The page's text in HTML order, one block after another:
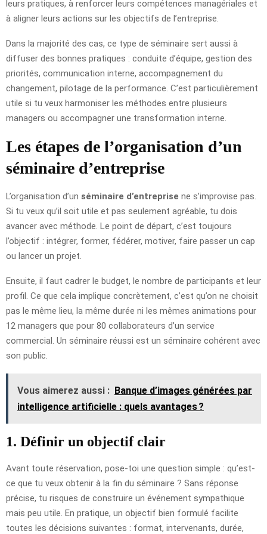
leurs pratiques, à renforcer leurs compétences managériales et
à aligner leurs actions sur les objectifs de l’entreprise.
Dans la majorité des cas, ce type de séminaire sert aussi à
diffuser des bonnes pratiques : conduite d’équipe, gestion des
priorités, communication interne, accompagnement du
changement, pilotage de la performance. C’est particulièrement
utile si tu veux harmoniser les méthodes entre plusieurs
managers ou accompagner une transformation interne.
Les étapes de l’organisation d’un
séminaire d’entreprise
L’organisation d’un séminaire d’entreprise ne s’improvise pas.
Si tu veux qu’il soit utile et pas seulement agréable, tu dois
avancer avec méthode. Le point de départ, c’est toujours
l’objectif : intégrer, former, fédérer, motiver, faire passer un cap
ou lancer un projet.
Ensuite, il faut cadrer le budget, le nombre de participants et leur
profil. Ce que cela implique concrètement, c’est qu’on ne choisit
pas le même lieu, la même durée ni les mêmes animations pour
12 managers que pour 80 collaborateurs d’un service
commercial. Un séminaire réussi est un séminaire cohérent avec
son public.
Vous aimerez aussi : Banque d’images générées par
intelligence artificielle : quels avantages ?
1. Définir un objectif clair
Avant toute réservation, pose-toi une question simple : qu’est-
ce que tu veux obtenir à la fin du séminaire ? Sans réponse
précise, tu risques de construire un événement sympathique
mais peu utile. En pratique, un objectif bien formulé facilite
toutes les décisions suivantes : format, intervenants, durée,